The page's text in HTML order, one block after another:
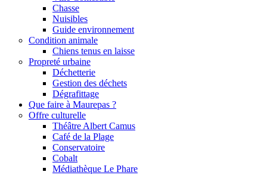
Chasse
Nuisibles
Guide environnement
Condition animale
Chiens tenus en laisse
Propreté urbaine
Déchetterie
Gestion des déchets
Dégrafittage
Que faire à Maurepas ?
Offre culturelle
Théâtre Albert Camus
Café de la Plage
Conservatoire
Cobalt
Médiathèque Le Phare